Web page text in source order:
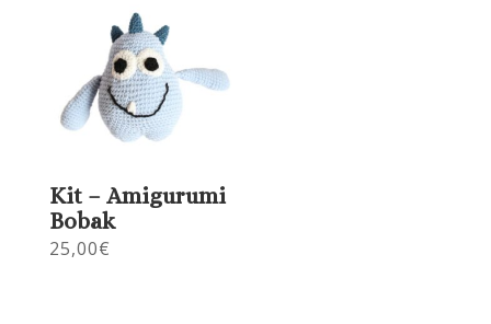
Kit – Amigurumi
Bobak
25,00€